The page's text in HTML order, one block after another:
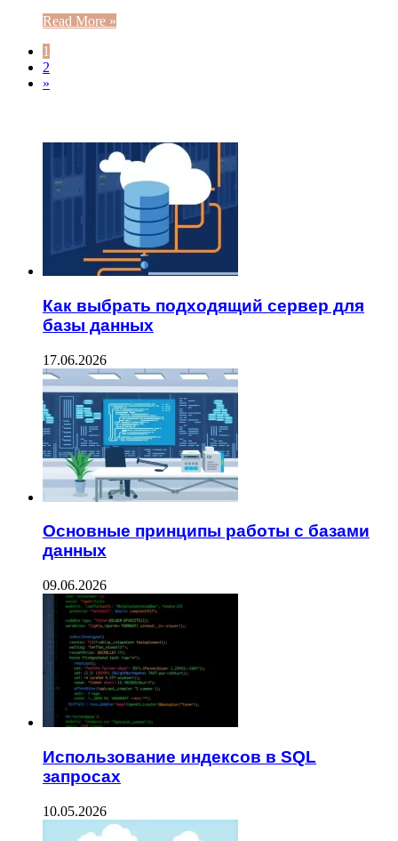
Read More »
1
2
»
Как выбрать подходящий сервер для
базы данных
17.06.2026
Основные принципы работы с базами
данных
09.06.2026
Использование индексов в SQL
запросах
10.05.2026